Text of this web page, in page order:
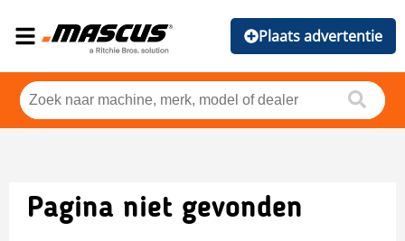
Plaats advertentie
Pagina niet gevonden